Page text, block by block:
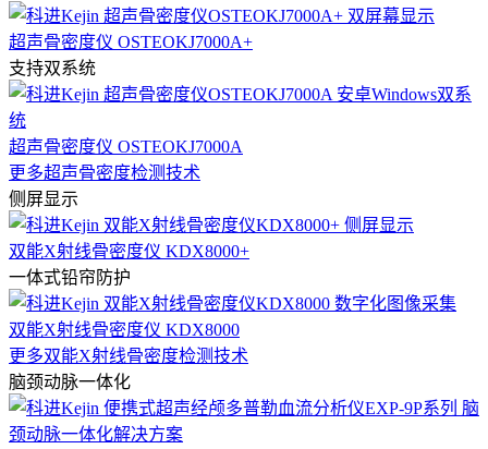
超声骨密度仪 OSTEOKJ7000A+
支持双系统
超声骨密度仪 OSTEOKJ7000A
更多超声骨密度检测技术
侧屏显示
双能X射线骨密度仪 KDX8000+
一体式铅帘防护
双能X射线骨密度仪 KDX8000
更多双能X射线骨密度检测技术
脑颈动脉一体化